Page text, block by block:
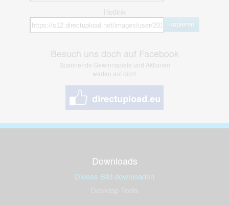
Hotlink
kopieren
Besuch uns doch auf Facebook
Spannende Gewinnspiele und Aktionen
warten auf dich!
Downloads
Dieses Bild downloaden